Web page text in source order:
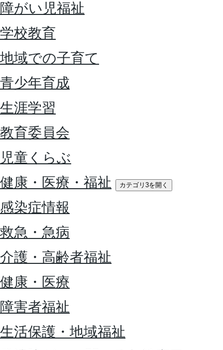
障がい児福祉
学校教育
地域での子育て
青少年育成
生涯学習
教育委員会
児童くらぶ
健康・医療・福祉
カテゴリ3を開く
感染症情報
救急・急病
介護・高齢者福祉
健康・医療
障害者福祉
生活保護・地域福祉